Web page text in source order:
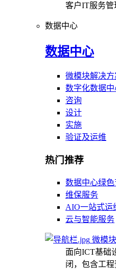
客户IT服务管
数据中心
数据中心
微模块解决方
数字化数据中
咨询
设计
实施
验证及运维
热门推荐
数据中心绿
维保服务
AIO一站式运
云与智能服务
微模
面向ICT基础
闭，包含工